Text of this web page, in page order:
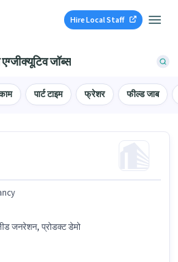
Hire Local Staff
जॉब्स
पार्ट टाइम फ्रेशर फील्ड जाब
जनरेशन, प्रोडक्ट डेमो